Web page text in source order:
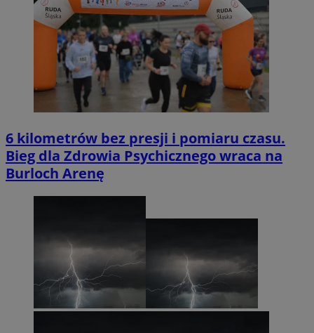
6 kilometrów bez presji i pomiaru czasu.
Bieg dla Zdrowia Psychicznego wraca na
Burloch Arenę